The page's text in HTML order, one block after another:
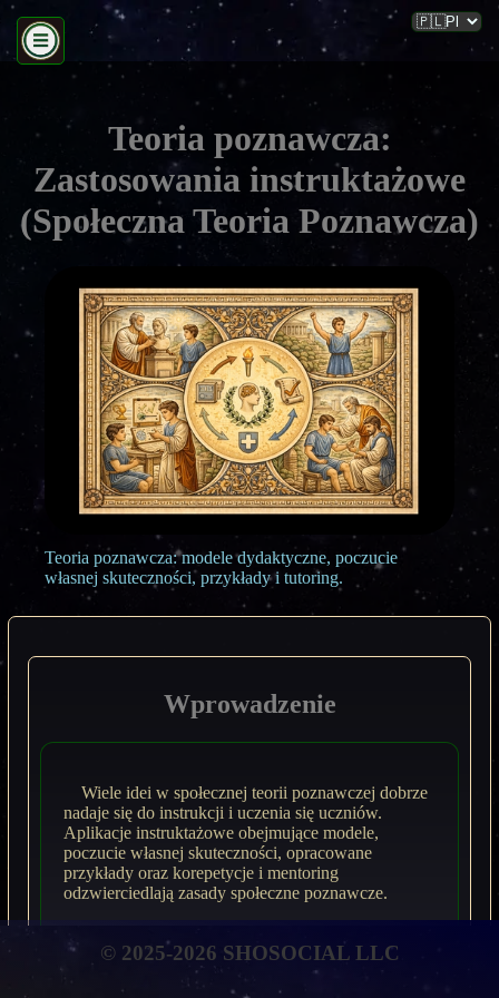
Teoria poznawcza:
Zastosowania instruktażowe
(Społeczna Teoria Poznawcza)
Teoria poznawcza: modele dydaktyczne, poczucie
własnej skuteczności, przykłady i tutoring.
Wprowadzenie
Wiele idei w społecznej teorii poznawczej dobrze
nadaje się do instrukcji i uczenia się uczniów.
Aplikacje instruktażowe obejmujące modele,
poczucie własnej skuteczności, opracowane
przykłady oraz korepetycje i mentoring
odzwierciedlają zasady społeczne poznawcze.
© 2025-2026 SHOSOCIAL LLC